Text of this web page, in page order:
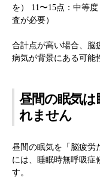
を） 11〜15点：中等
査が必要）
合計点が高い場合、脳
病気が背景にある可能
昼間の眠気は
れません
昼間の眠気を「脳疲労
には、睡眠時無呼吸症
す。